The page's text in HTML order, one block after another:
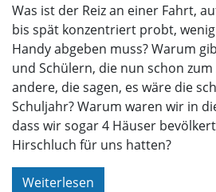
Was ist der Reiz an einer Fahrt,
bis spät konzentriert probt,
Handy abgeben muss? Warum
und Schülern, die nun schon
andere, die sagen, es wäre die
Schuljahr? Warum waren wir in
dass wir sogar 4 Häuser
Hirschluch für uns hatten?
Weiterlesen